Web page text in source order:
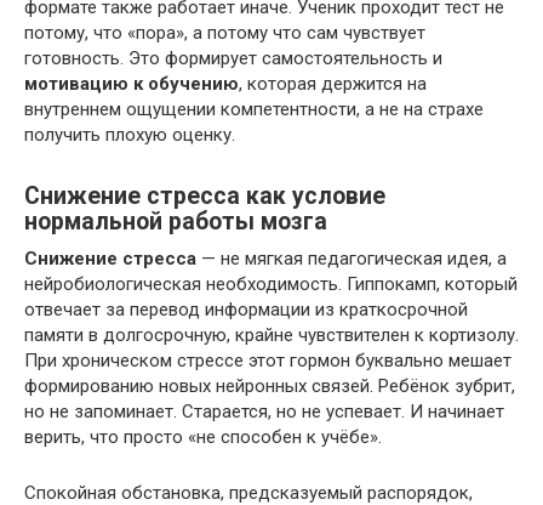
формате также работает иначе. Ученик проходит тест не
потому, что «пора», а потому что сам чувствует
готовность. Это формирует самостоятельность и
мотивацию к обучению, которая держится на
внутреннем ощущении компетентности, а не на страхе
получить плохую оценку.
Снижение стресса как условие
нормальной работы мозга
Снижение стресса — не мягкая педагогическая идея, а
нейробиологическая необходимость. Гиппокамп, который
отвечает за перевод информации из краткосрочной
памяти в долгосрочную, крайне чувствителен к кортизолу.
При хроническом стрессе этот гормон буквально мешает
формированию новых нейронных связей. Ребёнок зубрит,
но не запоминает. Старается, но не успевает. И начинает
верить, что просто «не способен к учёбе».
Спокойная обстановка, предсказуемый распорядок,